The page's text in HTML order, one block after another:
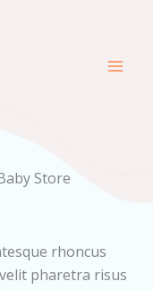
Store
rhoncus
pharetra risus